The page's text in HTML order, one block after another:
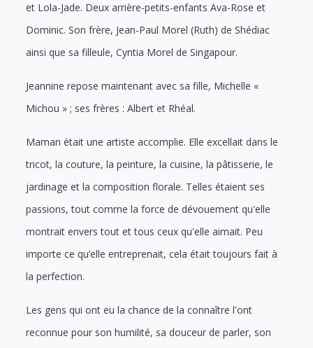
et Lola-Jade. Deux arrière-petits-enfants Ava-Rose et
Dominic. Son frère, Jean-Paul Morel (Ruth) de Shédiac
ainsi que sa filleule, Cyntia Morel de Singapour.
Jeannine repose maintenant avec sa fille, Michelle «
Michou » ; ses frères : Albert et Rhéal.
Maman était une artiste accomplie. Elle excellait dans le
tricot, la couture, la peinture, la cuisine, la pâtisserie, le
jardinage et la composition florale. Telles étaient ses
passions, tout comme la force de dévouement qu'elle
montrait envers tout et tous ceux qu'elle aimait. Peu
importe ce qu’elle entreprenait, cela était toujours fait à
la perfection.
Les gens qui ont eu la chance de la connaître l'ont
reconnue pour son humilité, sa douceur de parler, son